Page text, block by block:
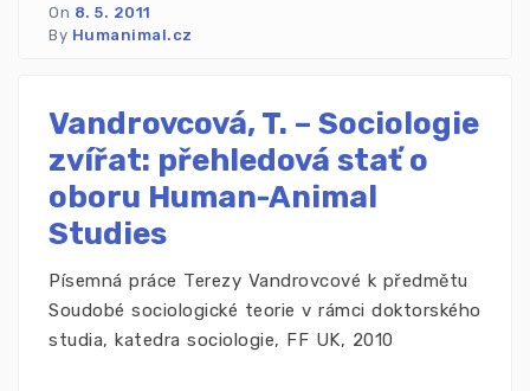
On 8. 5. 2011
By Humanimal.cz
Vandrovcová, T. – Sociologie
zvířat: přehledová stať o
oboru Human-Animal
Studies
Písemná práce Terezy Vandrovcové k předmětu
Soudobé sociologické teorie v rámci doktorského
studia, katedra sociologie, FF UK, 2010